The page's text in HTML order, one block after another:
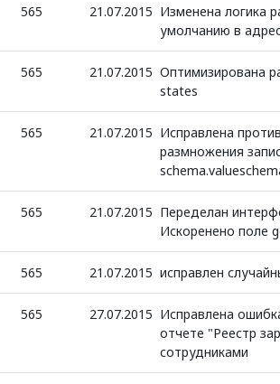
565 21.07.2015 Изменена логика
умолчанию в
565 21.07.2015 Оптимизирована
states
565 21.07.2015 Исправлена
размножения
565 21.07.2015 Переделан
Искоренено поле
565 21.07.2015 исправлен
565 27.07.2015 Исправлена
отчете "Реестр
сотрудниками